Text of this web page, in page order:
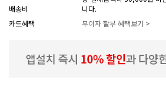
배송비
니다.
카드혜택
무이자 할부 혜택보기 >